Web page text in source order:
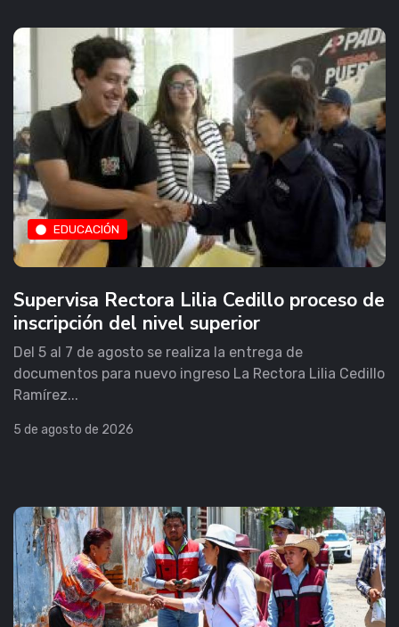
EDUCACIÓN
Supervisa Rectora Lilia Cedillo proceso de
inscripción del nivel superior
Del 5 al 7 de agosto se realiza la entrega de
documentos para nuevo ingreso La Rectora Lilia Cedillo
Ramírez...
5 de agosto de 2026